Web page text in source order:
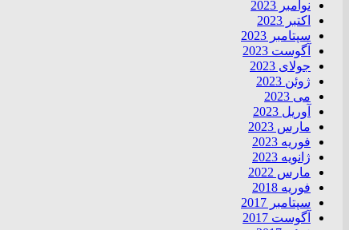
نوامبر 2023
اکتبر 2023
سپتامبر 2023
آگوست 2023
جولای 2023
ژوئن 2023
می 2023
آوریل 2023
مارس 2023
فوریه 2023
ژانویه 2023
مارس 2022
فوریه 2018
سپتامبر 2017
آگوست 2017